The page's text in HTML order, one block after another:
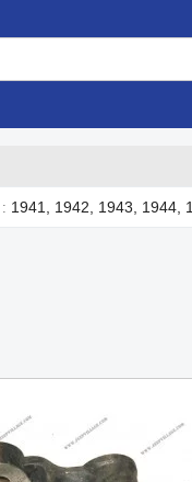
1941, 1942, 1943, 1944,